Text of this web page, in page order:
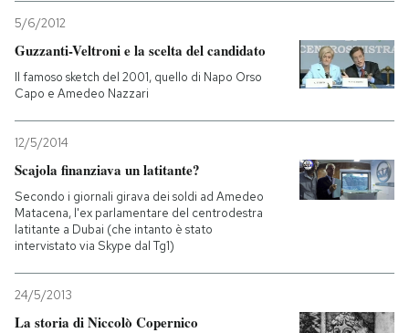
NEWSLETTER
I MIEI PREFERITI
SHOP
CALENDARIO
Entra
5/6/2012
Guzzanti-Veltroni e la scelta del candidato
Il famoso sketch del 2001, quello di Napo Orso
Capo e Amedeo Nazzari
12/5/2014
Scajola finanziava un latitante?
Secondo i giornali girava dei soldi ad Amedeo
Matacena, l'ex parlamentare del centrodestra
latitante a Dubai (che intanto è stato
intervistato via Skype dal Tg1)
24/5/2013
La storia di Niccolò Copernico